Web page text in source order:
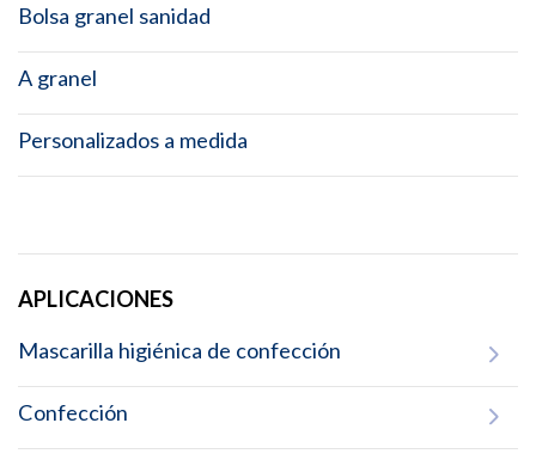
Bolsa granel sanidad
A granel
Personalizados a medida
APLICACIONES
Mascarilla higiénica de confección
Confección